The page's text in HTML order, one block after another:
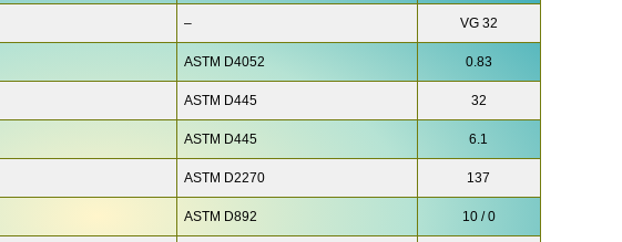
– VG 32
ASTM D4052 0.83
ASTM D445 32
ASTM D445 6.1
ASTM D2270 137
ASTM D892 10 / 0